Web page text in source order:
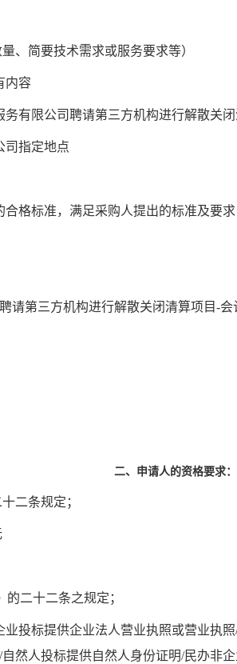
、简要技术需求或服务要求等）
内容
有限公司聘请第三方机构进行解散关闭
司指定地点
格标准，满足采购人提出的标准及要求
请第三方机构进行解散关闭清算项目-会
二、申请人的资格要求：
二条规定；
二十二条之规定；
业投标提供企业法人营业执照或营业执照
/自然人投标提供自然人身份证明/民办非